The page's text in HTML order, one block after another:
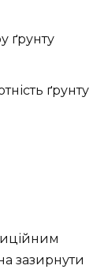
ґрунту
ґрунту
зазирнути